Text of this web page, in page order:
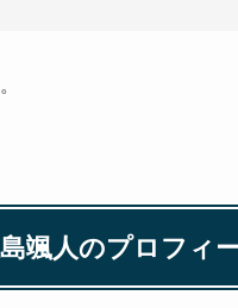
颯人のプロフィ